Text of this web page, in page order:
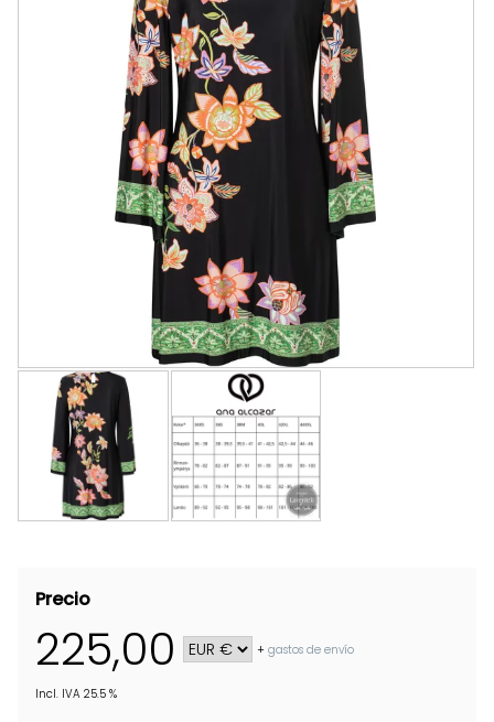
Precio
225,00 +gastos de envío
Incl. IVA 25.5 %